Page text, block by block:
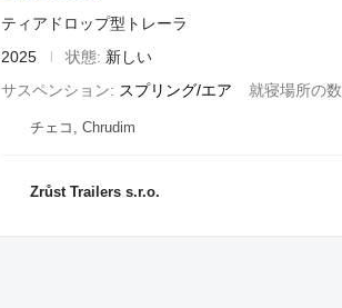
ティアドロップ型トレーラ
2025
状態 新しい
サスペンション
スプリング/エア 就寝場所の数
チェコ, Chrudim
Zrůst Trailers s.r.o.